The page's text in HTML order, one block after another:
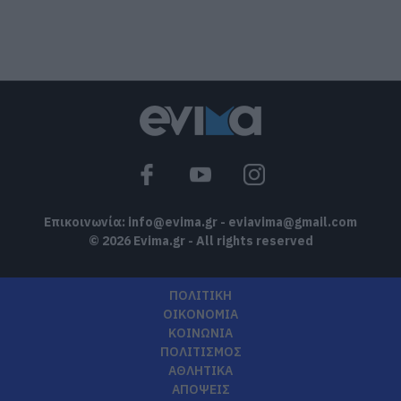
Εύβοια: Πότε θα γίνει ο καθιερωμένος
έρανος για το «Στιφάδο της Παναγίας»
Επικοινωνία: info@evima.gr - eviavima@gmail.com
© 2026 Evima.gr - All rights reserved
ΠΟΛΙΤΙΚΗ
ΟΙΚΟΝΟΜΙΑ
ΚΟΙΝΩΝΙΑ
ΠΟΛΙΤΙΣΜΟΣ
ΑΘΛΗΤΙΚΑ
ΑΠΟΨΕΙΣ